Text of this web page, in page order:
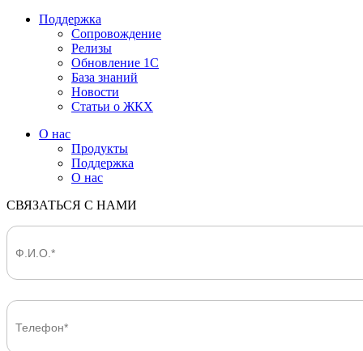
Поддержка
Сопровождение
Релизы
Обновление 1С
База знаний
Новости
Статьи о ЖКХ
О нас
Продукты
Поддержка
О нас
СВЯЗАТЬСЯ С НАМИ